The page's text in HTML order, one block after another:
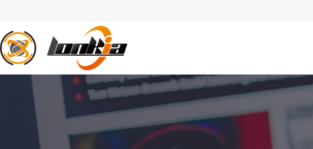
果蔬清洗 去皮设备